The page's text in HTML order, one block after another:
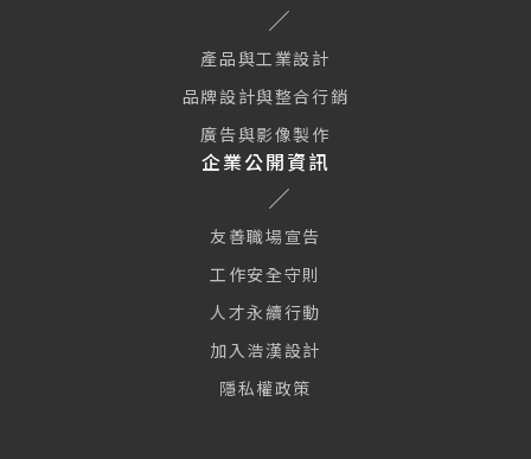
產品與工業設計
品牌設計與整合行銷
廣告與影像製作
企業公開資訊
友善職場宣告
工作安全守則
人才永續行動
加入浩漢設計
隱私權政策